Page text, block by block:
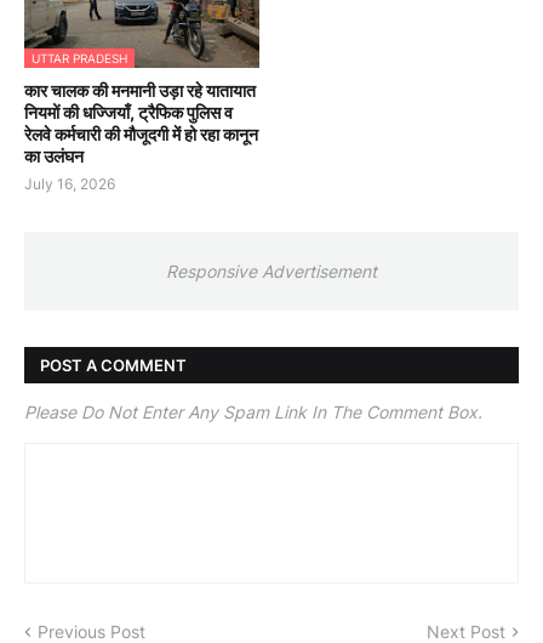
UTTAR PRADESH
कार चालक की मनमानी उड़ा रहे यातायात
नियमों की धज्जियाँ, ट्रैफिक पुलिस व
रेलवे कर्मचारी की मौजूदगी में हो रहा कानून
का उलंघन
July 16, 2026
Responsive Advertisement
POST A COMMENT
Please Do Not Enter Any Spam Link In The Comment Box.
Previous Post Next Post